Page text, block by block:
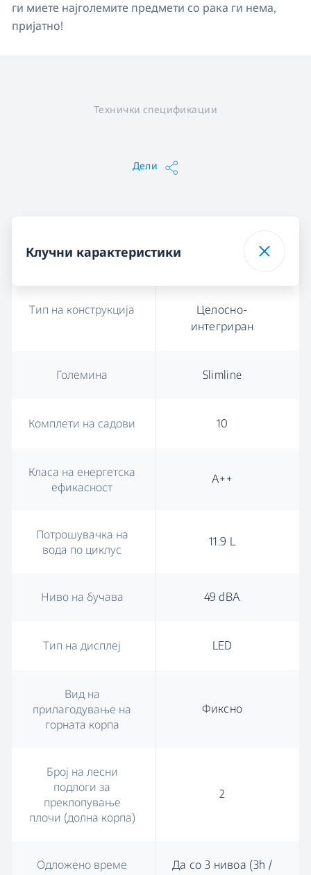
ги миете најголемите предмети со рака ги нема,
пријатно!
Технички спецификации
Дели
Клучни карактеристики
Тип на конструкција
Целосно-
интегриран
Големина Slimline
Комплети на садови 10
Класа на енергетска
ефикасност
A++
Потрошувачка на
вода по циклус
11.9 L
Ниво на бучава 49 dBA
Тип на дисплеј LED
Вид на
прилагодување на
горната корпа
Фиксно
Број на лесни
подлоги за
преклопување
плочи (долна корпа)
2
Одложено време
Да со 3 нивоа (3h /